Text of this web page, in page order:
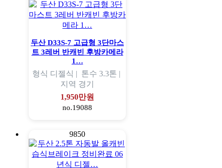
두산 D33S-7 고급형 3단마스
트 3레버 반캐빈 후방카메라
1…
형식 디젤식 | 톤수 3.3톤 |
지역 경기
1,950만원
no.19088
9850